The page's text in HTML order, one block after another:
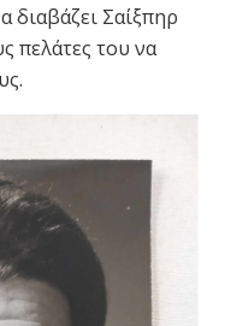
διαβάζει Σαίξπηρ
πελάτες του να